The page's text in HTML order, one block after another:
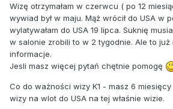
Wizę otrzymałam w czerwcu ( po 12
wywiad był w maju. Mąż wrócił do USA w
wylatywałam do USA 19 lipca. Suknię
w salonie zrobili to w 2 tygodnie. Ale to już
informacje.
Jesli masz więcej pytań chętnie pomogę
Co do ważności wizy K1 - masz 6
wizy na wlot do USA na tej właśnie wizie.